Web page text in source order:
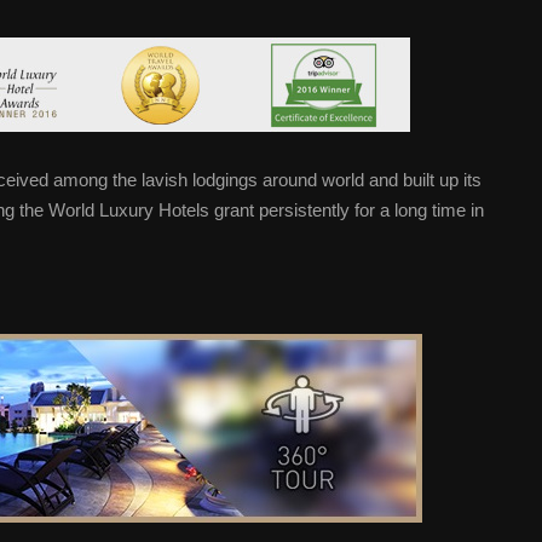
among the lavish lodgings around world and built up its
the World Luxury Hotels grant persistently for a long time in